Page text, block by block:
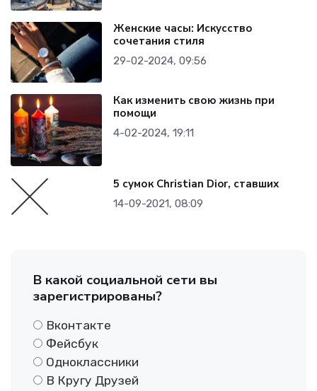
Женские часы: Искусство
сочетания стиля
29-02-2024, 09:56
Как изменить свою жизнь при
помощи
4-02-2024, 19:11
5 сумок Christian Dior, ставших
14-09-2021, 08:09
В какой социальной сети вы
зарегистрированы?
Вконтакте
Фейсбук
Одноклассники
В Кругу Друзей